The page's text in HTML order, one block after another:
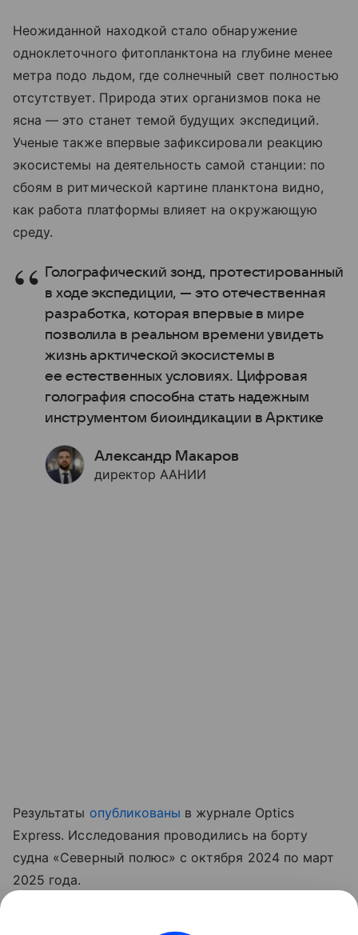
Неожиданной находкой стало обнаружение
одноклеточного фитопланктона на глубине менее
метра подо льдом, где солнечный свет полностью
отсутствует. Природа этих организмов пока не
ясна — это станет темой будущих экспедиций.
Ученые также впервые зафиксировали реакцию
экосистемы на деятельность самой станции: по
сбоям в ритмической картине планктона видно,
как работа платформы влияет на окружающую
среду.
Голографический зонд, протестированный
в ходе экспедиции, — это отечественная
разработка, которая впервые в мире
позволила в реальном времени увидеть
жизнь арктической экосистемы в
ее естественных условиях. Цифровая
голография способна стать надежным
инструментом биоиндикации в Арктике
Александр Макаров
директор ААНИИ
Результаты опубликованы в журнале Optics
Express. Исследования проводились на борту
судна «Северный полюс» с октября 2024 по март
2025 года.